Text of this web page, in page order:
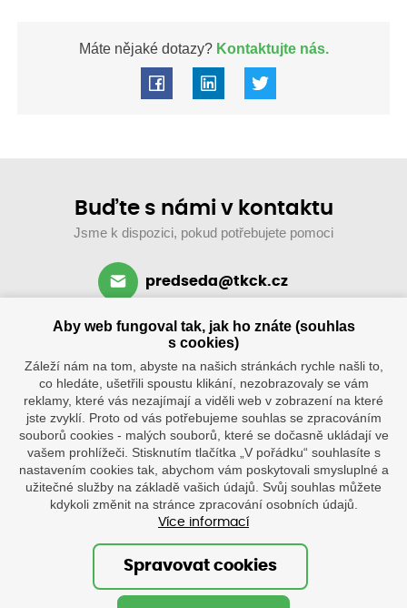
Máte nějaké dotazy?Kontaktujte nás.
Buďte s námi v kontaktu
Jsme k dispozici, pokud potřebujete pomoci
predseda@tkck.cz
+420 734 313 590
po–ne: 8–19 hod.
Klub
Tenisová škola
Ostatní
Tenisové
kurty
8.30–20
hod.
Palackého
1316,
© Oficiální stránky tenisového klubu Červený Kostelec
Aby web fungoval tak, jak ho znáte (souhlas
s cookies)
Záleží nám na tom, abyste na našich stránkách rychle našli to,
co hledáte, ušetřili spoustu klikání, nezobrazovaly se vám
reklamy, které vás nezajímají a viděli web v zobrazení na které
jste zvyklí. Proto od vás potřebujeme souhlas se zpracováním
souborů cookies - malých souborů, které se dočasně ukládají ve
vašem prohlížeči. Stisknutím tlačítka „V pořádku“ souhlasíte s
nastavením cookies tak, abychom vám poskytovali smysluplné a
užitečné služby na základě vašich údajů. Svůj souhlas můžete
kdykoli změnit na stránce zpracování osobních údajů.
Více informací
Spravovat cookies